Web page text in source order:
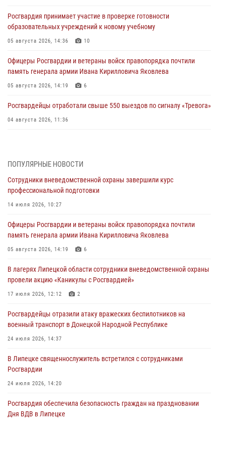
Росгвардия принимает участие в проверке готовности
образовательных учреждений к новому учебному
05 августа 2026, 14:36 10
Офицеры Росгвардии и ветераны войск правопорядка почтили
память генерала армии Ивана Кирилловича Яковлева
05 августа 2026, 14:19 6
Росгвардейцы отработали свыше 550 выездов по сигналу «Тревога»
04 августа 2026, 11:36
04 августа 2026, 09:05
Росгвардия обеспечила безопасность граждан на праздновании
Дня ВДВ в Липецке
03 августа 2026, 13:43
Росгвардейцы обеспечили безопасность граждан в День Лев-
Толстовского района
03 августа 2026, 13:41
Росгвардия противодействует БПЛА ВСУ на южном направлении
(видео)
03 августа 2026, 13:39
ПОПУЛЯРНЫЕ НОВОСТИ
Сотрудники вневедомственной охраны завершили курс
профессиональной подготовки
14 июля 2026, 10:27
Офицеры Росгвардии и ветераны войск правопорядка почтили
память генерала армии Ивана Кирилловича Яковлева
05 августа 2026, 14:19 6
В лагерях Липецкой области сотрудники вневедомственной охраны
провели акцию «Каникулы с Росгвардией»
17 июля 2026, 12:12 2
Росгвардейцы отразили атаку вражеских беспилотников на
военный транспорт в Донецкой Народной Республике
24 июля 2026, 14:37
В Липецке священнослужитель встретился с сотрудниками
Росгвардии
24 июля 2026, 14:20
Росгвардия обеспечила безопасность граждан на праздновании
Дня ВДВ в Липецке